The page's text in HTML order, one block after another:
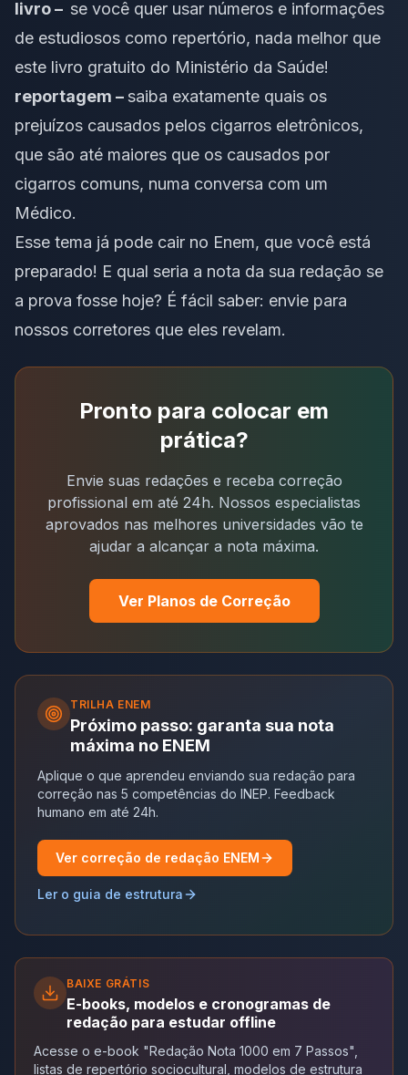
livro – se você quer usar números e informações
de estudiosos como repertório, nada melhor que
este livro gratuito do Ministério da Saúde!
reportagem – saiba exatamente quais os
prejuízos causados pelos cigarros eletrônicos,
que são até maiores que os causados por
cigarros comuns, numa conversa com um
Médico.
Esse tema já pode cair no Enem, que você está
preparado! E qual seria a nota da sua redação se
a prova fosse hoje? É fácil saber: envie para
nossos corretores que eles revelam.
Pronto para colocar em
prática?
Envie suas redações e receba correção
profissional em até 24h. Nossos especialistas
aprovados nas melhores universidades vão te
ajudar a alcançar a nota máxima.
Ver Planos de Correção
TRILHA ENEM
Próximo passo: garanta sua nota
máxima no ENEM
Aplique o que aprendeu enviando sua redação para
correção nas 5 competências do INEP. Feedback
humano em até 24h.
Ver correção de redação ENEM
Ler o guia de estrutura
BAIXE GRÁTIS
E-books, modelos e cronogramas de
redação para estudar offline
Acesse o e-book "Redação Nota 1000 em 7 Passos",
listas de repertório sociocultural, modelos de estrutura